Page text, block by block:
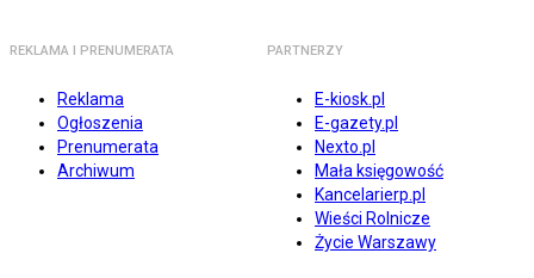
REKLAMA I PRENUMERATA
Reklama
Ogłoszenia
Prenumerata
Archiwum
PARTNERZY
E-kiosk.pl
E-gazety.pl
Nexto.pl
Mała księgowość
Kancelarierp.pl
Wieści Rolnicze
Życie Warszawy